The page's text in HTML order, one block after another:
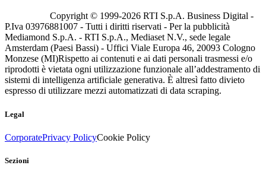
Copyright © 1999-2026 RTI S.p.A. Business Digital -
P.Iva 03976881007 - Tutti i diritti riservati - Per la pubblicità
Mediamond S.p.A. - RTI S.p.A., Mediaset N.V., sede legale
Amsterdam (Paesi Bassi) - Uffici Viale Europa 46, 20093 Cologno
Monzese (MI)Rispetto ai contenuti e ai dati personali trasmessi e/o
riprodotti è vietata ogni utilizzazione funzionale all’addestramento di
sistemi di intelligenza artificiale generativa. È altresì fatto divieto
espresso di utilizzare mezzi automatizzati di data scraping.
Legal
CorporatePrivacy PolicyCookie Policy
Sezioni